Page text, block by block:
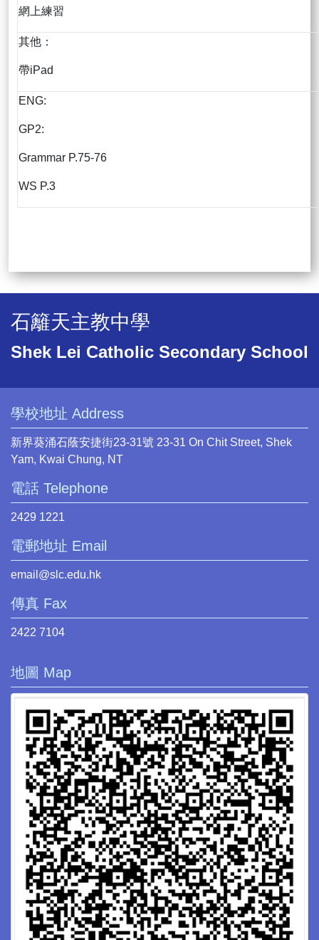
網上練習
其他：
帶iPad
ENG:
GP2:
Grammar P.75-76
WS P.3
石籬天主教中學
Shek Lei Catholic Secondary School
學校地址 Address
新界葵涌石蔭安捷街23-31號 23-31 On Chit Street, Shek
Yam, Kwai Chung, NT
電話 Telephone
2429 1221
電郵地址 Email
email@slc.edu.hk
傳真 Fax
2422 7104
地圖 Map